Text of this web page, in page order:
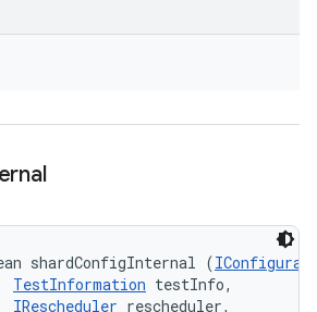
shardConfigInternal (
TestInformation testInfo,
IRescheduler rescheduler,